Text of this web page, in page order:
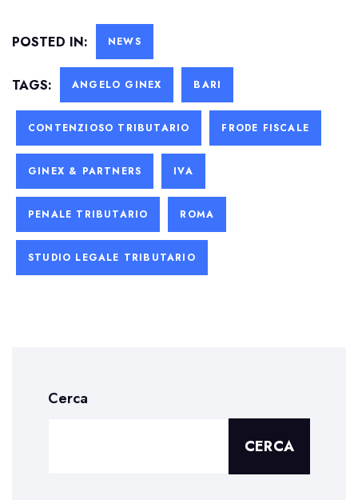
POSTED IN: NEWS
TAGS: ANGELO GINEX BARI
CONTENZIOSO TRIBUTARIO FRODE FISCALE
GINEX & PARTNERS IVA
PENALE TRIBUTARIO ROMA
STUDIO LEGALE TRIBUTARIO
Cerca
CERCA